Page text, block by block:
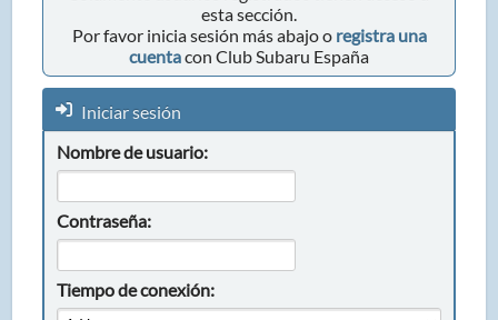
esta sección.
Por favor inicia sesión más abajo o registra una
cuentacon Club Subaru España
Iniciar sesión
Nombre de usuario:
Contraseña:
Tiempo de conexión: